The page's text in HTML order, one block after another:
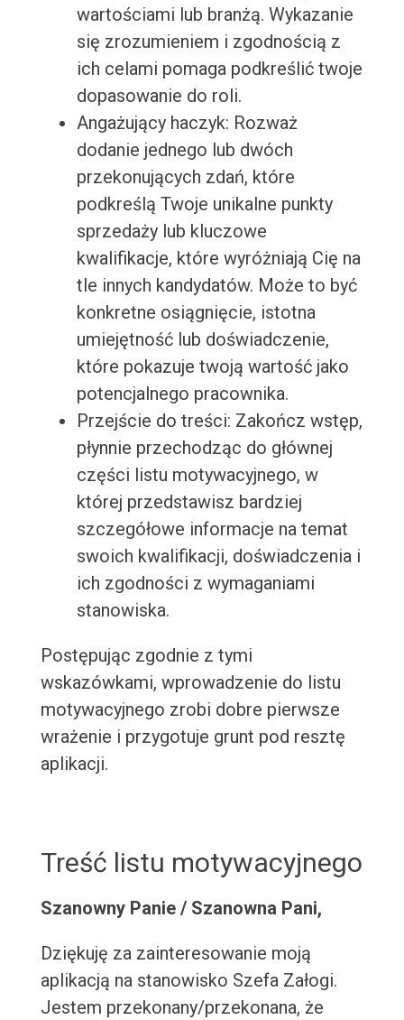
wartościami lub branżą. Wykazanie
się zrozumieniem i zgodnością z
ich celami pomaga podkreślić twoje
dopasowanie do roli.
Angażujący haczyk: Rozważ
dodanie jednego lub dwóch
przekonujących zdań, które
podkreślą Twoje unikalne punkty
sprzedaży lub kluczowe
kwalifikacje, które wyróżniają Cię na
tle innych kandydatów. Może to być
konkretne osiągnięcie, istotna
umiejętność lub doświadczenie,
które pokazuje twoją wartość jako
potencjalnego pracownika.
Przejście do treści: Zakończ wstęp,
płynnie przechodząc do głównej
części listu motywacyjnego, w
której przedstawisz bardziej
szczegółowe informacje na temat
swoich kwalifikacji, doświadczenia i
ich zgodności z wymaganiami
stanowiska.
Postępując zgodnie z tymi
wskazówkami, wprowadzenie do listu
motywacyjnego zrobi dobre pierwsze
wrażenie i przygotuje grunt pod resztę
aplikacji.
Treść listu motywacyjnego
Szanowny Panie / Szanowna Pani,
Dziękuję za zainteresowanie moją
aplikacją na stanowisko Szefa Załogi.
Jestem przekonany/przekonana, że